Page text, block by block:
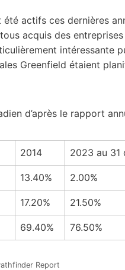
actifs ces dernières
acquis des
intéressante
Greenfield étaient
d’après le rapport
2014 2023 au 31
13.40% 2.00%
17.20% 21.50%
69.40% 76.50%
Report